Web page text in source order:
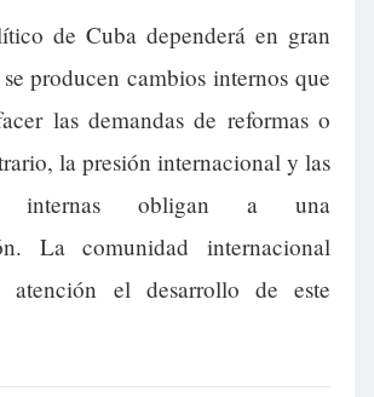
de Cuba dependerá en gran
producen cambios internos que
las demandas de reformas o
la presión internacional y las
internas obligan a una
La comunidad internacional
atención el desarrollo de este